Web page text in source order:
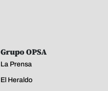
Grupo OPSA
La Prensa
El Heraldo